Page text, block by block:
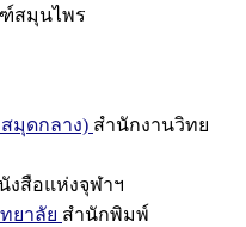
สมุนไพร
มุดกลาง) สำนักงานวิทย
งสือแห่งจุฬาฯ
ยาลัย สำนักพิมพ์